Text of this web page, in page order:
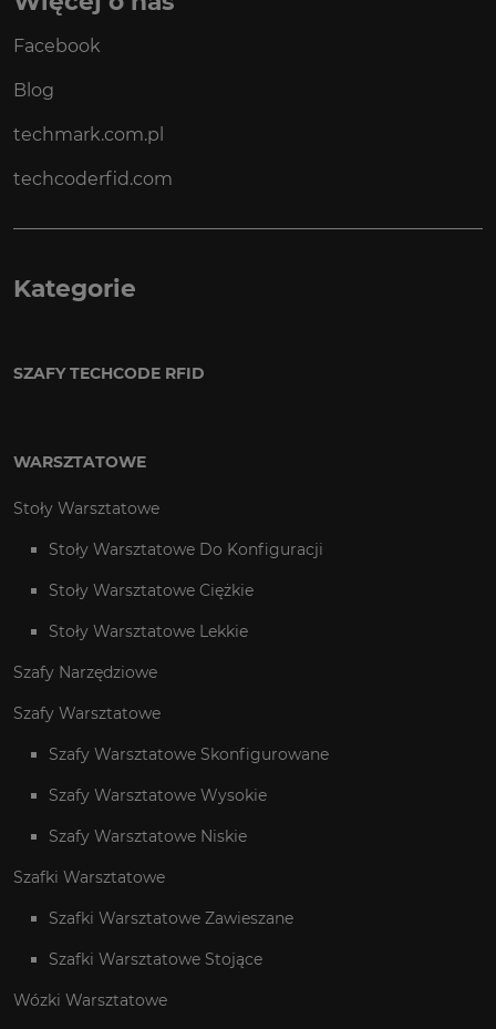
Facebook
Blog
techmark.com.pl
techcoderfid.com
Kategorie
SZAFY TECHCODE RFID
WARSZTATOWE
Stoły Warsztatowe
Stoły Warsztatowe Do Konfiguracji
Stoły Warsztatowe Ciężkie
Stoły Warsztatowe Lekkie
Szafy Narzędziowe
Szafy Warsztatowe
Szafy Warsztatowe Skonfigurowane
Szafy Warsztatowe Wysokie
Szafy Warsztatowe Niskie
Szafki Warsztatowe
Szafki Warsztatowe Zawieszane
Szafki Warsztatowe Stojące
Wózki Warsztatowe